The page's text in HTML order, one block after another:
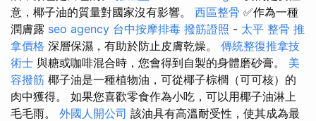
意，椰子油的質量對國家沒有影響。 西區整骨 ✅作為一種
潤膚露 seo agency 台中按摩排毒 撥筋證照 - 太平 整骨 推
拿價格 深層保濕，有助於防止皮膚乾燥。 傳統整復推拿技
術士 與糖或咖啡混合時，您會得到自製的身體磨砂膏。 美
容撥筋 椰子油是一種植物油，可從椰子棕櫚（可可核）的
肉中獲得。 如果您喜歡零食作為小吃，可以用椰子油淋上
毛毛雨。 外國人開公司 該油具有高溫耐受性，使其成為最